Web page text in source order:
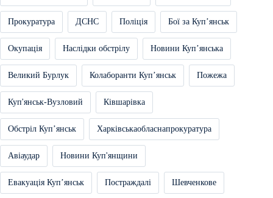
Прокуратура ДСНС Поліція Бої за Купʼянськ
Окупація Наслідки обстрілу Новини Купʼянська
Великий Бурлук Колаборанти Купʼянськ Пожежа
Куп'янськ-Вузловий Ківшарівка
Обстріл Купʼянськ Харківськаобласнапрокуратура
Авіаудар Новини Куп'янщини
Евакуація Купʼянськ Постраждалі Шевченкове